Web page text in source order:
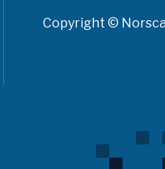
Copyright ©